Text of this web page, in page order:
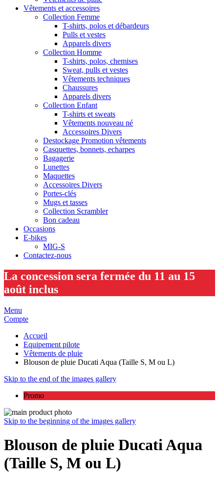
Vêtements et accessoires
Collection Femme
T-shirts, polos et débardeurs
Pulls et vestes
Apparels divers
Collection Homme
T-shirts, polos, chemises
Sweat, pulls et vestes
Vêtements techniques
Chaussures
Apparels divers
Collection Enfant
T-shirts et sweats
Vêtements nouveau né
Accessoires Divers
Destockage Promotion vêtements
Casquettes, bonnets, echarpes
Bagagerie
Lunettes
Maquettes
Accessoires Divers
Portes-clés
Mugs et tasses
Collection Scrambler
Bon cadeau
Occasions
E-bikes
MIG-S
Contactez-nous
La concession sera fermée du 11 au 15
août inclus
Menu
Compte
Accueil
Equipement pilote
Vêtements de pluie
Blouson de pluie Ducati Aqua (Taille S, M ou L)
Skip to the end of the images gallery
Promo
Skip to the beginning of the images gallery
Blouson de pluie Ducati Aqua
(Taille S, M ou L)